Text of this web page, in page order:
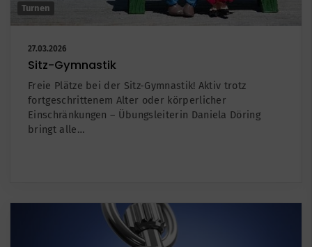
Turnen
27.03.2026
Sitz-Gymnastik
Freie Plätze bei der Sitz-Gymnastik! Aktiv trotz
fortgeschrittenem Alter oder körperlicher
Einschränkungen – Übungsleiterin Daniela Döring
bringt alle…